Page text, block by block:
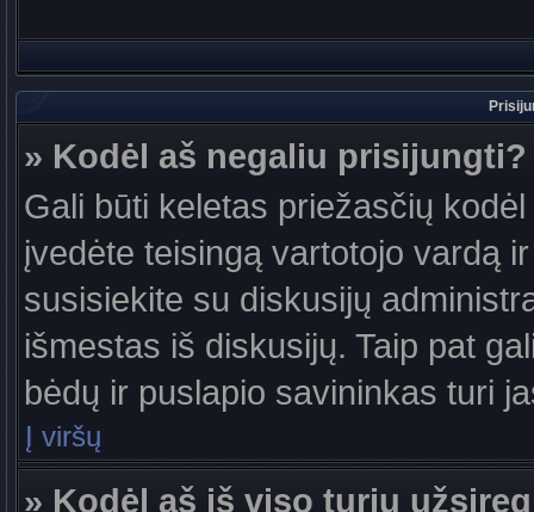
» Kodėl aš negaliu prisijungti?
Gali būti keletas priežasčių
įvedėte teisingą vartotojo vardą
susisiekite su diskusijų
išmestas iš diskusijų. Taip pat
bėdų ir puslapio savininkas turi
Į viršų
» Kodėl aš iš viso turiu